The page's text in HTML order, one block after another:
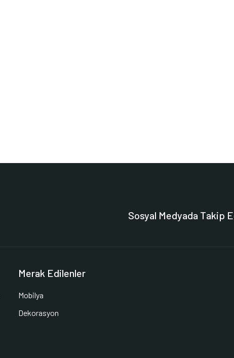
Sosyal Medyada Takip
Merak Edilenler
Mobilya
Dekorasyon